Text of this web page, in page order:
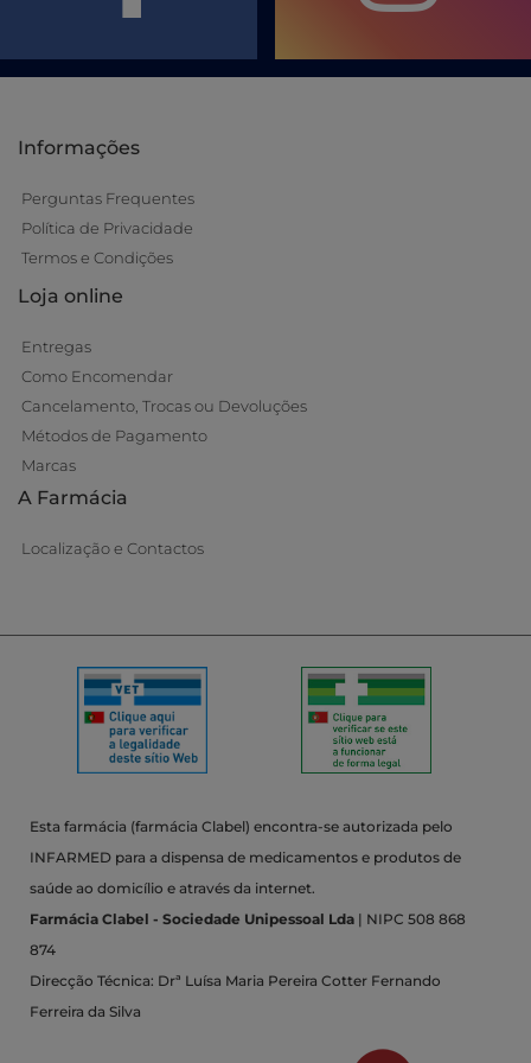
Informações
Perguntas Frequentes
Política de Privacidade
Termos e Condições
Loja online
Entregas
Como Encomendar
Cancelamento, Trocas ou Devoluções
Métodos de Pagamento
Marcas
A Farmácia
Localização e Contactos
Esta farmácia (farmácia Clabel) encontra-se autorizada pelo
INFARMED para a dispensa de medicamentos e produtos de
saúde ao domicílio e através da internet.
Farmácia Clabel - Sociedade Unipessoal Lda | NIPC 508 868
874
Direcção Técnica: Drª Luísa Maria Pereira Cotter Fernando
Ferreira da Silva